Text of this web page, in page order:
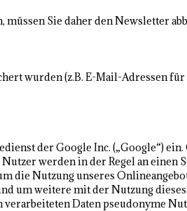
müssen Sie daher den
wurden (z.B. E-Mail-Adressen
der Google Inc. („Google“)
werden in der Regel an
die Nutzung unseres
um weitere mit der Nutzung
verarbeiteten Daten pseudonyme